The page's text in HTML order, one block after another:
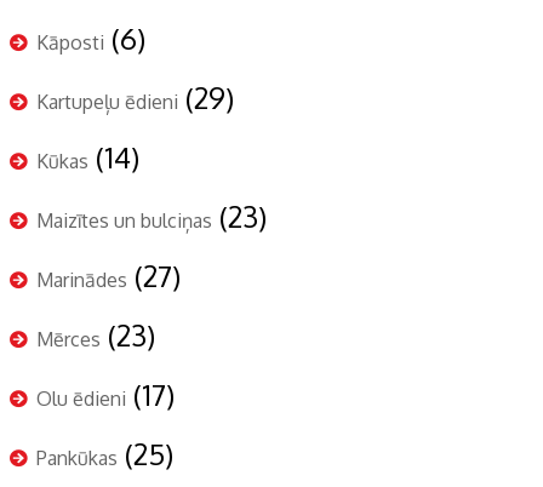
Kāposti (6)
Kartupeļu ēdieni (29)
Kūkas (14)
Maizītes un bulciņas (23)
Marinādes (27)
Mērces (23)
Olu ēdieni (17)
Pankūkas (25)